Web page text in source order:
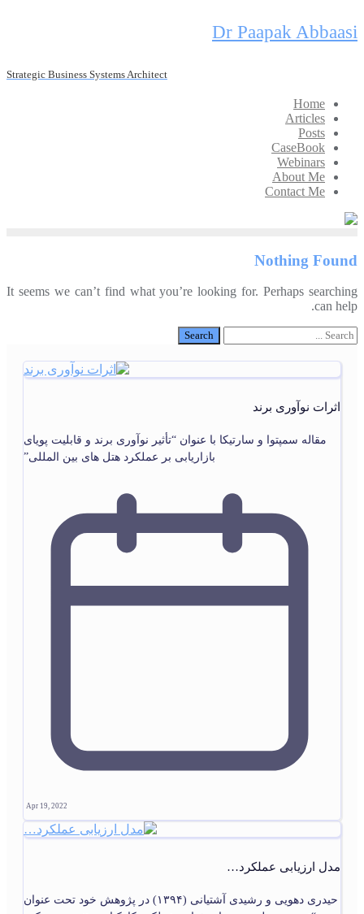
Skip
to
Dr Paapak Abbaasi
Strategic Business Systems Architect
Home
Articles
Posts
CaseBook
Webinars
About Me
Contact Me
Nothing Found
It seems we can’t find what you’re looking for. Perhaps searching
can help.
اثرات نوآوری برند
مقاله سمپتوا و سارتیکا با عنوان “تأثیر نوآوری برند و قابلیت پویای
بازاریابی بر عملکرد هتل های بین المللی”
Apr 19, 2022
مدل ارزیابی عملکرد…
حیدری دهویی و رشیدی آشتیانی (۱۳۹۴) در پژوهش خود تحت عنوان